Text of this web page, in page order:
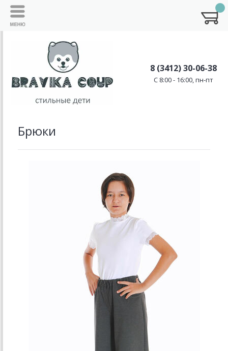
8 (3412) 30-06-38
C 8:00 - 16:00, пн-пт
Брюки